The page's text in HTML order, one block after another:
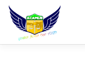
Pular
para
conteúdo